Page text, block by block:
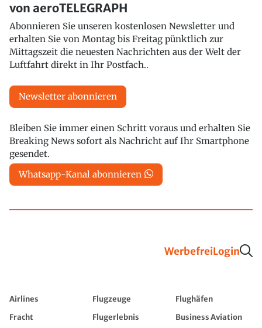
von aeroTELEGRAPH
Abonnieren Sie unseren kostenlosen Newsletter und
erhalten Sie von Montag bis Freitag pünktlich zur
Mittagszeit die neuesten Nachrichten aus der Welt der
Luftfahrt direkt in Ihr Postfach..
Newsletter abonnieren
Bleiben Sie immer einen Schritt voraus und erhalten Sie
Breaking News sofort als Nachricht auf Ihr Smartphone
gesendet.
Whatsapp-Kanal abonnieren
WerbefreiLogin
Airlines Flugzeuge
Flughäfen
Fracht
Flugerlebnis
Business Aviation